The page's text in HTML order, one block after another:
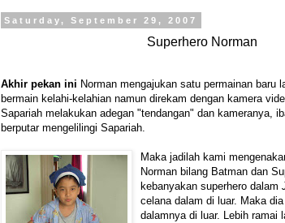
Saturday, September 29, 2007
Superhero Norman
Akhir pekan ini Norman mengajukan satu permainan baru
bermain kelahi-kelahian namun direkam dengan kamera
Sapariah melakukan adegan "tendangan" dan kameranya,
berputar mengelilingi Sapariah.
Maka jadilah kami
Norman bilang Batman dan
kebanyakan superhero dalam
celana dalam di luar. Maka
dalamnya di luar. Lebih ramai